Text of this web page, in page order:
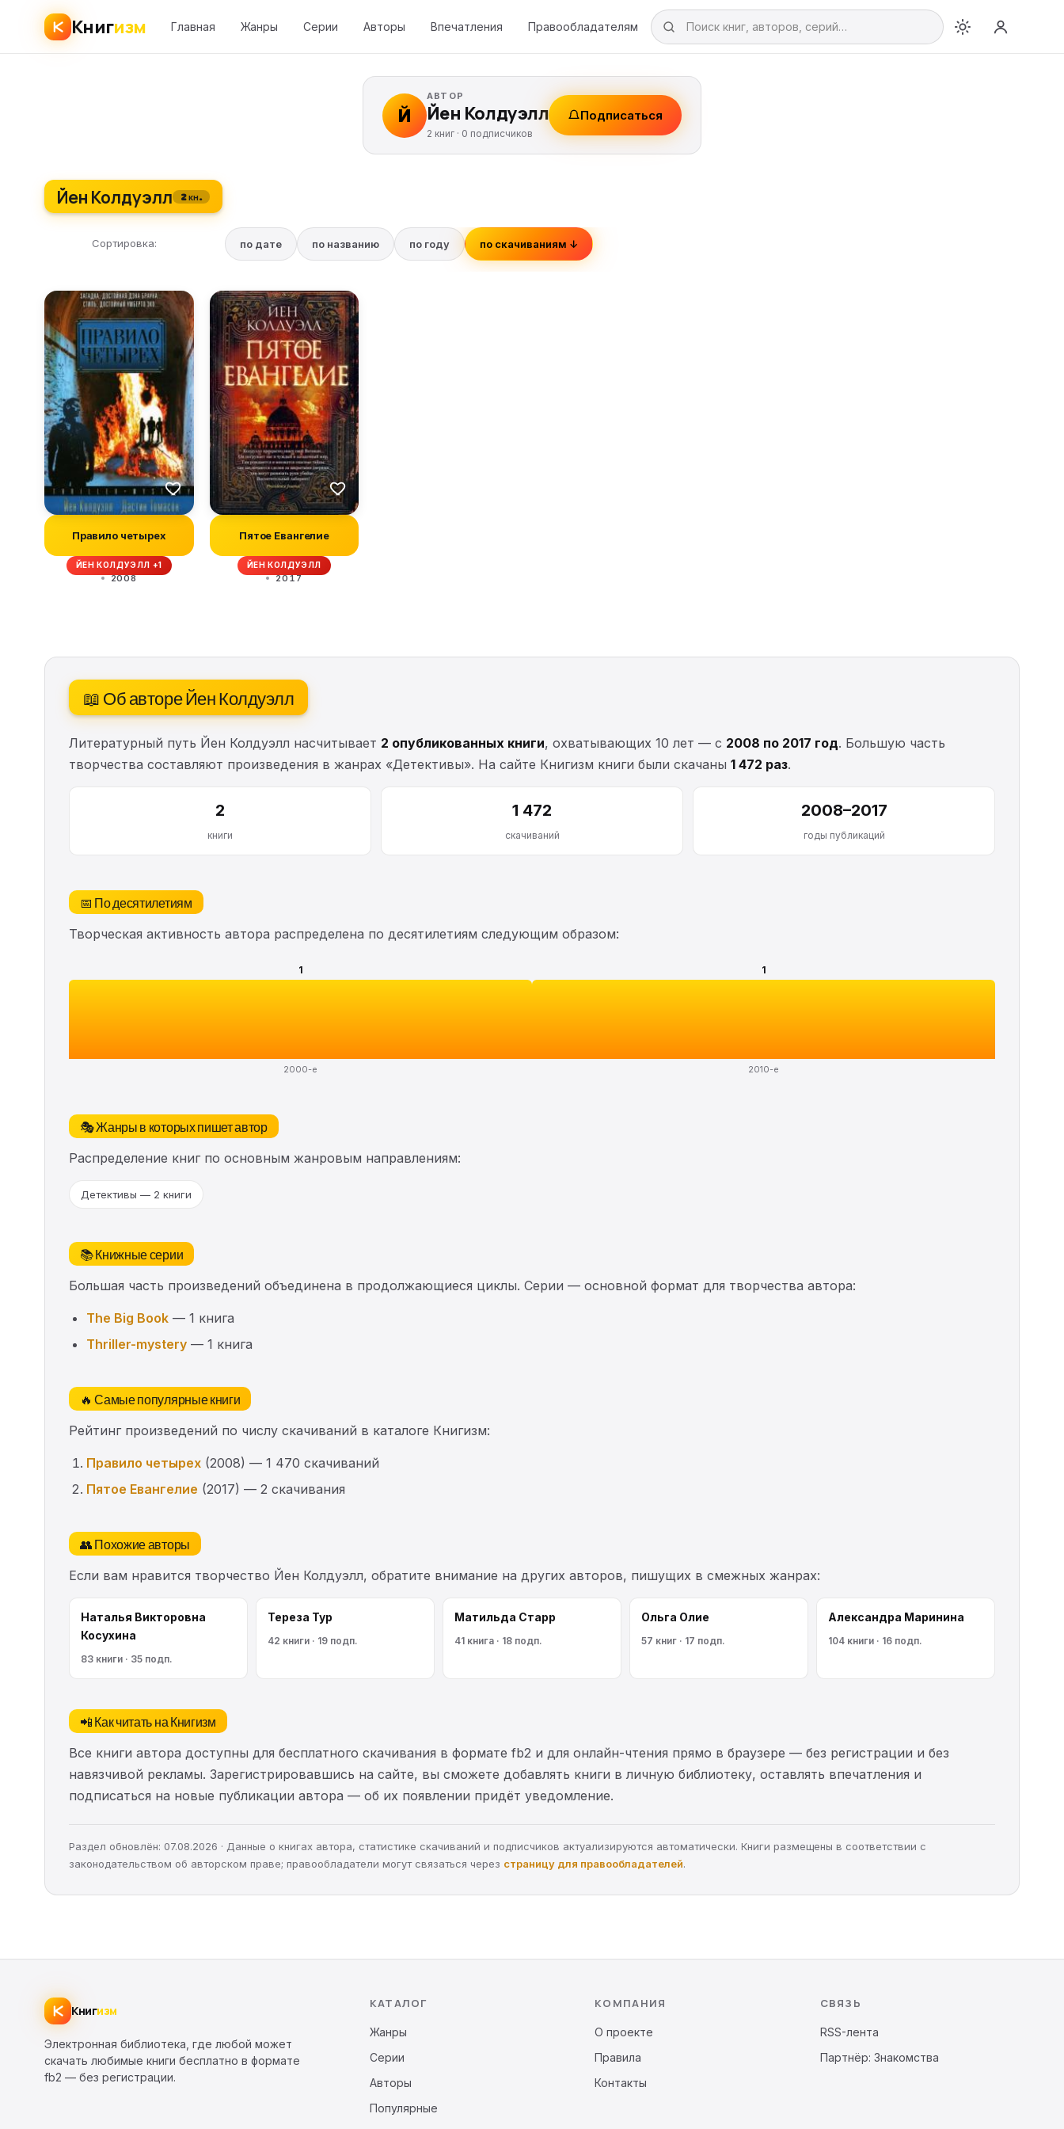
Книгизм Главная Жанры Серии Авторы Впечатления Правообладателям
Й
АВТОР
Йен Колдуэлл
2 книг · 0 подписчиков
Подписаться
Йен Колдуэлл 2 кн.
Сортировка: по дате по названию по году по скачиваниям ↓
Правило четырех
ЙЕН КОЛДУЭЛЛ +1
2008
Пятое Евангелие
ЙЕН КОЛДУЭЛЛ
2017
📖 Об авторе Йен Колдуэлл
Литературный путь Йен Колдуэлл насчитывает 2 опубликованных книги, охватывающих 10 лет — с 2008 по 2017 год. Большую часть
творчества составляют произведения в жанрах «Детективы». На сайте Книгизм книги были скачаны 1 472 раз.
2
книги
1 472
скачиваний
2008–2017
годы публикаций
📅 По десятилетиям
Творческая активность автора распределена по десятилетиям следующим образом:
1
2000-е
1
2010-е
🎭 Жанры в которых пишет автор
Распределение книг по основным жанровым направлениям:
Детективы — 2 книги
📚 Книжные серии
Большая часть произведений объединена в продолжающиеся циклы. Серии — основной формат для творчества автора:
The Big Book — 1 книга
Thriller-mystery — 1 книга
🔥 Самые популярные книги
Рейтинг произведений по числу скачиваний в каталоге Книгизм:
Правило четырех (2008) — 1 470 скачиваний
Пятое Евангелие (2017) — 2 скачивания
👥 Похожие авторы
Если вам нравится творчество Йен Колдуэлл, обратите внимание на других авторов, пишущих в смежных жанрах:
Наталья Викторовна
Косухина
83 книги · 35 подп.
Тереза Тур
42 книги · 19 подп.
Матильда Старр
41 книга · 18 подп.
Ольга Олие
57 книг · 17 подп.
Александра Маринина
104 книги · 16 подп.
📲 Как читать на Книгизм
Все книги автора доступны для бесплатного скачивания в формате fb2 и для онлайн-чтения прямо в браузере — без регистрации и без
навязчивой рекламы. Зарегистрировавшись на сайте, вы сможете добавлять книги в личную библиотеку, оставлять впечатления и
подписаться на новые публикации автора — об их появлении придёт уведомление.
Раздел обновлён: 07.08.2026 · Данные о книгах автора, статистике скачиваний и подписчиков актуализируются автоматически. Книги размещены в соответствии с
законодательством об авторском праве; правообладатели могут связаться через страницу для правообладателей.
Книгизм
Электронная библиотека, где любой может
скачать любимые книги бесплатно в формате
fb2 — без регистрации.
КАТАЛОГ
Жанры
Серии
Авторы
Популярные
КОМПАНИЯ
О проекте
Правила
Контакты
СВЯЗЬ
RSS-лента
Партнёр: Знакомства